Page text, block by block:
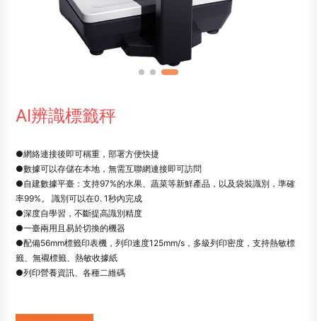
AI辨識標籤秤
●網絡連接後即可稱重，部署方便快捷
●數據可以存儲在本地，無需互聯網連接即可訪問
●自建數據平臺：支持97%的水果、蔬菜等新鮮產品，以及袋裝識別，準確
率99%。 識別可以在0. 1秒內完成
●深度自學習，不斷提高識別精度
●一臺兩用且易於切換的機器
●配備56mm標籤印表機，列印速度125mm/s，多級列印密度，支持熱敏標
籤、無襯標籤、熱敏收據紙
●列印營養資訊、各種二維碼